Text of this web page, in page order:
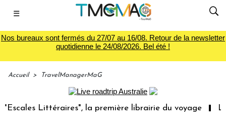
☰
Nos bureaux sont fermés du 27/07 au 16/08. Retour de la newsletter
quotidienne le 24/08/2026. Bel été !
Accueil > TravelManagerMaG
la première librairie du voyage Le groupe